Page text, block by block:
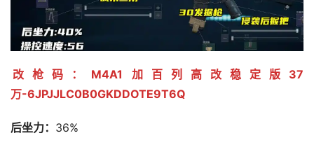
改枪码：M4A1加百列高改稳定版37
万-6JPJJLC0B0GKDDOTE9T6Q
后坐力： 36%